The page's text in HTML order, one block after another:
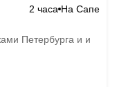
2 часа На Сапе
Петербурга и и